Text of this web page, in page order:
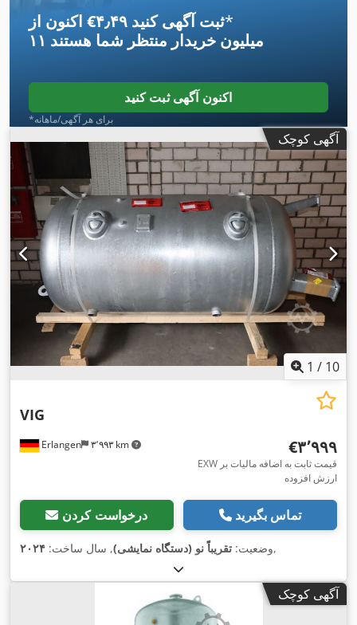
اکنون از ‎€۴٫۴۹ ثبت آگهی کنید*
۱۱ میلیون خریدار منتظر شما هستند
اکنون آگهی ثبت کنید
*برای هر آگهی/ماهانه
آگهی کوچک
1 / 10
Erlangen ۳٬۹۹۳ km
VIG
‎€۳٬۹۹۹
EXW قیمت ثابت به اضافه مالیات بر
ارزش افزوده
درخواست کردن تماس بگیرید
وضعیت: تقریباً نو (دستگاه نمایشی), سال ساخت: ۲۰۲۴ ,
آگهی کوچک